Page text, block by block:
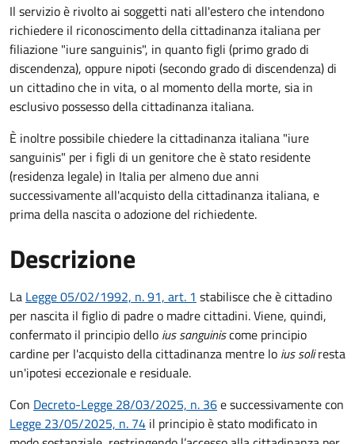
Il servizio è rivolto ai soggetti nati all'estero che intendono
richiedere il riconoscimento della cittadinanza italiana per
filiazione "iure sanguinis", in quanto figli (primo grado di
discendenza), oppure nipoti (secondo grado di discendenza) di
un cittadino che in vita, o al momento della morte, sia in
esclusivo possesso della cittadinanza italiana.
È inoltre possibile chiedere la cittadinanza italiana "iure
sanguinis" per i figli di un genitore che è stato residente
(residenza legale) in Italia per almeno due anni
successivamente all'acquisto della cittadinanza italiana, e
prima della nascita o adozione del richiedente.
Descrizione
La Legge 05/02/1992, n. 91, art. 1 stabilisce che è cittadino
per nascita il figlio di padre o madre cittadini. Viene, quindi,
confermato il principio dello ius sanguiniscome principio
cardine per l'acquisto della cittadinanza mentre lo ius soliresta
un'ipotesi eccezionale e residuale.
Con Decreto-Legge 28/03/2025, n. 36e successivamente con
Legge 23/05/2025, n. 74 il principio è stato modificato in